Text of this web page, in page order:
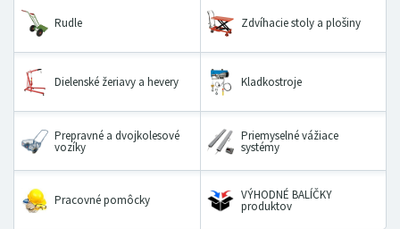
Rudle Zdvíhacie stoly a plošiny
Dielenské žeriavy a hevery Kladkostroje
Prepravné a dvojkolesové
vozíky
Priemyselné vážiace
systémy
Pracovné pomôcky VÝHODNÉ BALÍČKY
produktov